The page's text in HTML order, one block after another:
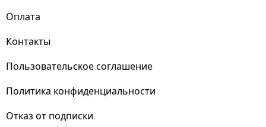
Оплата
Контакты
Пользовательское соглашение
Политика конфиденциальности
Отказ от подписки